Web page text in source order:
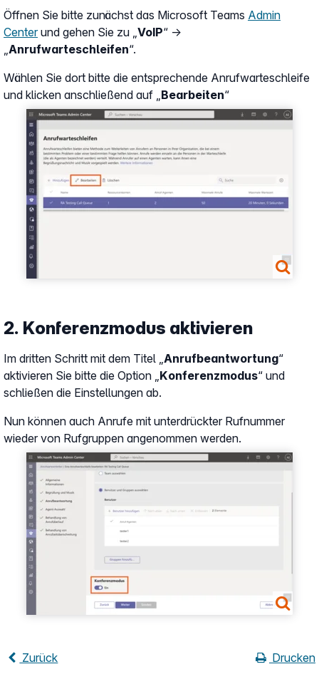
Show larger version
Öffnen Sie bitte zunächst das Microsoft Teams Admin
Centerund gehen Sie zu „VoIP“ →
„Anrufwarteschleifen“.
Wählen Sie dort bitte die entsprechende Anrufwarteschleife
und klicken anschließend auf „Bearbeiten“
2. Konferenzmodus aktivieren
Show larger version
Im dritten Schritt mit dem Titel „Anrufbeantwortung“
aktivieren Sie bitte die Option „Konferenzmodus“ und
schließen die Einstellungen ab.
Nun können auch Anrufe mit unterdrückter Rufnummer
wieder von Rufgruppen angenommen werden.
Zurück Drucken